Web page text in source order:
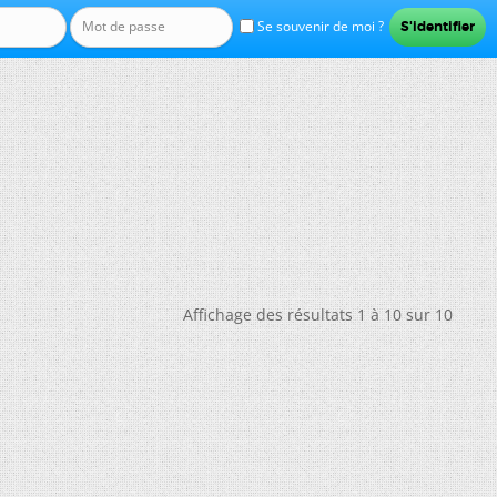
Se souvenir de moi ?
Affichage des résultats 1 à 10 sur 10